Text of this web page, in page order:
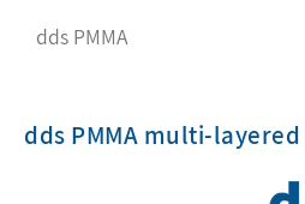
dds PMMA
dds PMMA multi-layered